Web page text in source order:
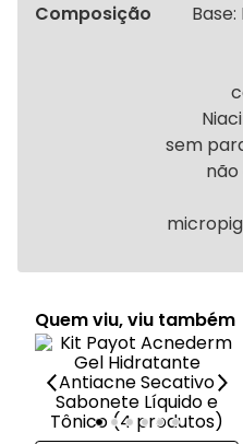
Composição
sem
Quem viu, viu também